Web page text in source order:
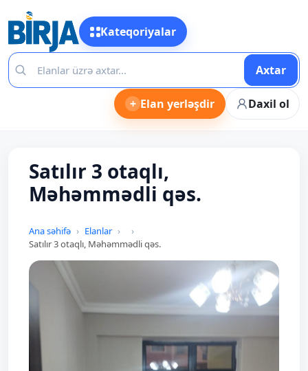
Kateqoriyalar
Axtar
+ Elan yerləşdir Daxil ol
Satılır 3 otaqlı,
Məhəmmədli qəs.
Ana səhifə
Elanlar
Satılır 3 otaqlı, Məhəmmədli qəs.